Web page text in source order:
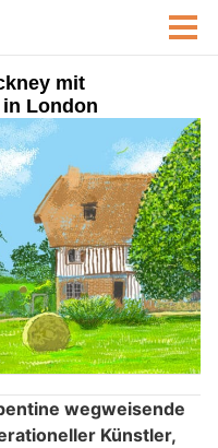
mit
London
wegweisende
Künstler,